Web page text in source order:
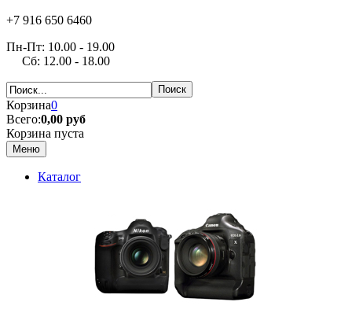
+7 916 650 6460
Пн-Пт: 10.00 - 19.00
Сб: 12.00 - 18.00
Корзина0
Всего:0,00 руб
Корзина пуста
Меню
Каталог